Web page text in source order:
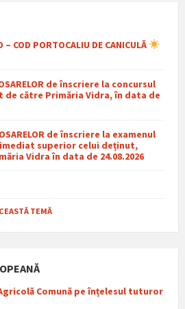
– COD PORTOCALIU DE CANICULĂ
de înscriere la concursul
către Primăria Vidra, în data de
de înscriere la examenul
superior celui deținut,
Vidra în data de 24.08.2026
TEMĂ
Comună pe înțelesul tuturor